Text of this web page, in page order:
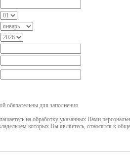
обязательны для заполнения
на обработку указанных Вами
которых Вы являетесь, относятся к